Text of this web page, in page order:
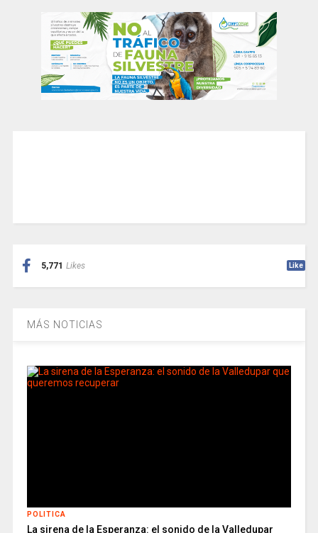
5,771 Likes Like
MÁS NOTICIAS
POLITICA
La sirena de la Esperanza: el sonido de la Valledupar